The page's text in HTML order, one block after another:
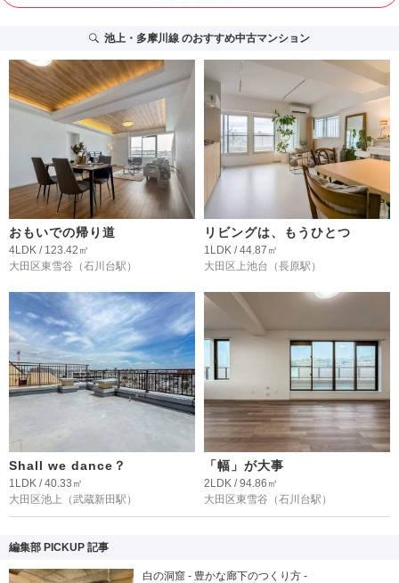
池上・多摩川線のおすすめ中古マンション
おもいでの帰り道
4LDK / 123.42㎡
大田区東雪谷 （石川台駅）
リビングは、もうひとつ
1LDK / 44.87㎡
大田区上池台 （長原駅）
Shall we dance？
1LDK / 40.33㎡
大田区池上 （武蔵新田駅）
「幅」が大事
2LDK / 94.86㎡
大田区東雪谷 （石川台駅）
編集部 PICKUP 記事
白の洞窟 - 豊かな廊下のつくり方 -